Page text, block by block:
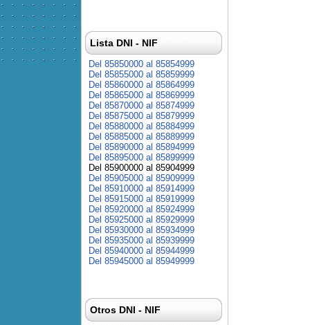
Lista DNI - NIF
Del 85850000 al 85854999
Del 85855000 al 85859999
Del 85860000 al 85864999
Del 85865000 al 85869999
Del 85870000 al 85874999
Del 85875000 al 85879999
Del 85880000 al 85884999
Del 85885000 al 85889999
Del 85890000 al 85894999
Del 85895000 al 85899999
Del 85900000 al 85904999
Del 85905000 al 85909999
Del 85910000 al 85914999
Del 85915000 al 85919999
Del 85920000 al 85924999
Del 85925000 al 85929999
Del 85930000 al 85934999
Del 85935000 al 85939999
Del 85940000 al 85944999
Del 85945000 al 85949999
Otros DNI - NIF